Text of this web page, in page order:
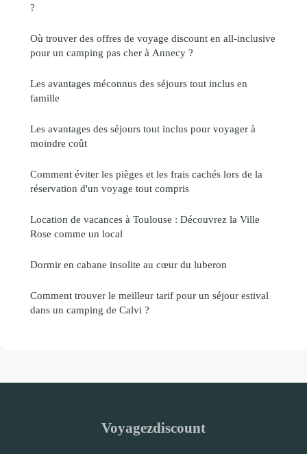
?
Où trouver des offres de voyage discount en all-inclusive
pour un camping pas cher à Annecy ?
Les avantages méconnus des séjours tout inclus en
famille
Les avantages des séjours tout inclus pour voyager à
moindre coût
Comment éviter les pièges et les frais cachés lors de la
réservation d'un voyage tout compris
Location de vacances à Toulouse : Découvrez la Ville
Rose comme un local
Dormir en cabane insolite au cœur du luberon
Comment trouver le meilleur tarif pour un séjour estival
dans un camping de Calvi ?
Voyagezdiscount